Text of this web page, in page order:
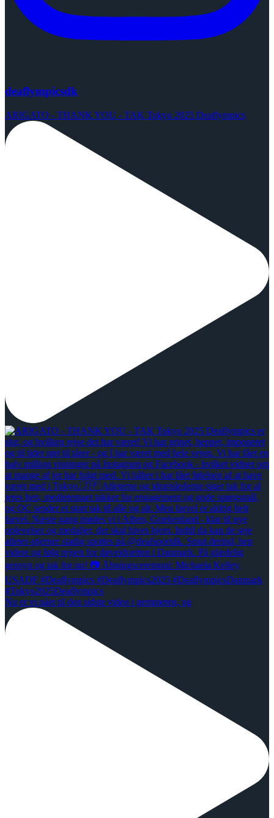
deaflympicsdk
ARIGATO - THANK YOU - TAK Tokyo 2025 Deaflympics
Nu er vi nået til den sidste video i gemmeren, og